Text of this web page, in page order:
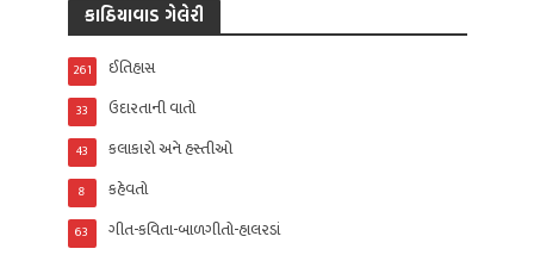
કાઠિયાવાડ ગેલેરી
ઈતિહાસ
261
ઉદારતાની વાતો
33
કલાકારો અને હસ્તીઓ
43
કહેવતો
8
ગીત-કવિતા-બાળગીતો-હાલરડાં
63